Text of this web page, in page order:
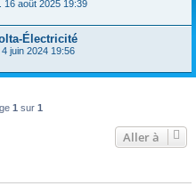
16 août 2025 19:39
Électricité
4 juin 2024 19:56
1 sur 1
Aller à